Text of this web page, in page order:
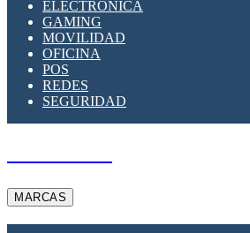
ELECTRÓNICA
GAMING
MOVILIDAD
OFICINA
POS
REDES
SEGURIDAD
MARCAS